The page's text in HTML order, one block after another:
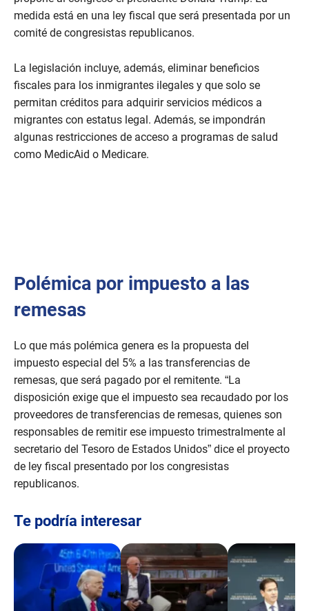
medida está en una ley fiscal que será presentada por un
comité de congresistas republicanos.
La legislación incluye, además, eliminar beneficios
fiscales para los inmigrantes ilegales y que solo se
permitan créditos para adquirir servicios médicos a
migrantes con estatus legal. Además, se impondrán
algunas restricciones de acceso a programas de salud
como MedicAid o Medicare.
Polémica por impuesto a las
remesas
Lo que más polémica genera es la propuesta del
impuesto especial del 5% a las transferencias de
remesas, que será pagado por el remitente. “La
disposición exige que el impuesto sea recaudado por los
proveedores de transferencias de remesas, quienes son
responsables de remitir ese impuesto trimestralmente al
secretario del Tesoro de Estados Unidos” dice el proyecto
de ley fiscal presentado por los congresistas
republicanos.
Te podría interesar